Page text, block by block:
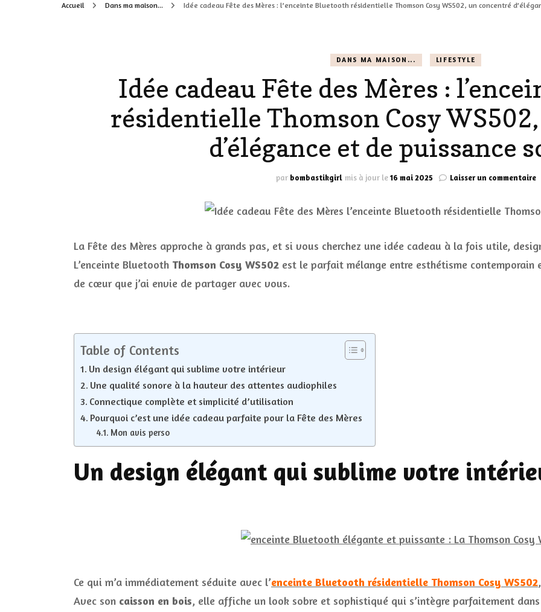
LES GELS-DOUCHE
LES DÉOS
LES ONGLES
LES PARFUMS
ACCESSOIRES BIEN
PRATIQUES
MES LOOKS
LA LINGERIE
CONFIDENTIALITÉ
Accueil Dans ma maison... Idée cadeau Fête des Mères : l’enceinte Bluetooth résidentielle Thomson Cosy WS502, un concentré
DANS MA MAISON... LIFESTYLE
Idée cadeau Fête des Mères :
résidentielle Thomson Cosy
d’élégance et de puissance
par bombastikgirl mis à jour le16 mai 2025 Laisser un commentaire
:
La Fête des Mères approche à grands pas, et si vous cherchez une idée cadeau à la fois utile,
L’enceinte Bluetooth Thomson Cosy WS502 est le parfait mélange entre esthétisme
de cœur que j’ai envie de partager avec vous.
Table of Contents
Un design élégant qui sublime votre intérieur
Une qualité sonore à la hauteur des attentes audiophiles
Connectique complète et simplicité d’utilisation
Pourquoi c’est une idée cadeau parfaite pour la Fête des Mères
Mon avis perso
Un design élégant qui sublime votre
Ce qui m’a immédiatement séduite avec l’enceinte Bluetooth résidentielle Thomson Cosy WS502
Avec son caisson en bois, elle affiche un look sobre et sophistiqué qui s’intègre parfaitement